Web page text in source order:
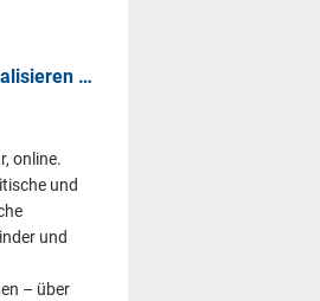
…
online.
und
und
– über